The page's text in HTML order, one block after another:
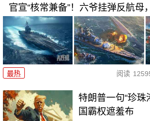
官宣“核常兼备”！六爷挂弹反航母
最热 阅读
特朗普一句“珍珠
国霸权遮羞布